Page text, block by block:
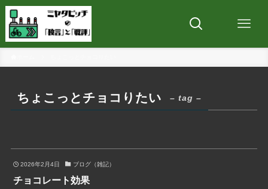
ちょこっとチョコりたい – tag –
2026年2月4日 ブログ（雑記）
チョコレート効果